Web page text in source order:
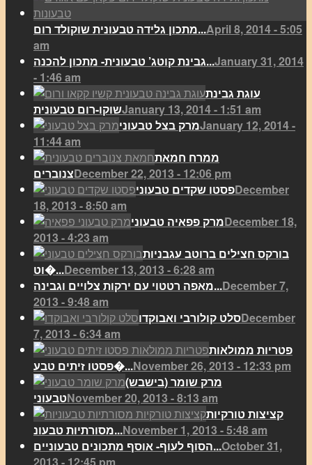
מתכון גלידה טבעונית שוקולד רום...April 8, 2014 - 5:05
am
גבינת קוטג’ טבעונית- מתכון להכנה...January 31, 2014
- 1:46 am
עוגת גבינת
שוקו-רום טבעוניתJanuary 13, 2014 - 1:51 am
מרק בצל טבעוניJanuary 12, 2014 -
11:44 am
ממרח חמאת
צנובריםDecember 22, 2013 - 12:06 pm
פסטו שקדים טבעוניDecember
18, 2013 - 8:50 am
מרק פפאיה טבעוניDecember 18,
2013 - 4:23 am
בורקס חצילים ברוטב עגבניות
וט�...December 13, 2013 - 6:28 am
מאפה רטטוי עם ירקות צלויים וגבינה...December 7,
2013 - 9:48 am
סלט קולורבי ואבוקדוDecember
7, 2013 - 6:34 am
פטריות ממולאות
פסטו זיתים טבע�...November 26, 2013 - 12:33 pm
מרק שומר (בישבש)
טבעוניNovember 20, 2013 - 8:13 am
קציצות טורקיות
מסורתיות טבעונ...November 1, 2013 - 5:48 am
הסוף לעוף- אוסף מתכונים טבעוניים...October 31,
2013 - 12:45 pm